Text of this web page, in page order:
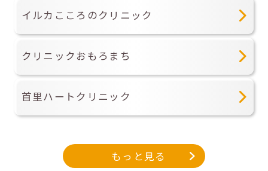
イルカこころのクリニック
クリニックおもろまち
首里ハートクリニック
もっと見る